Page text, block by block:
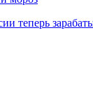
теперь